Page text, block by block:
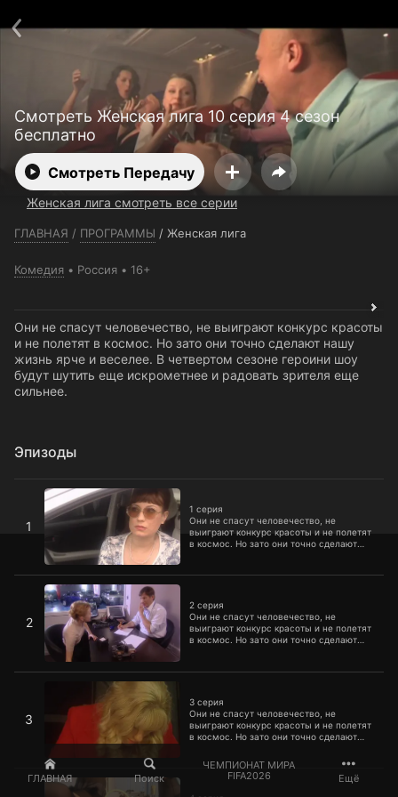
ГЛАВНАЯ Поиск
ЧЕМПИОНАТ МИРА
FIFA2026
Ещё
Смотреть Женская лига 10 серия 4 сезон
бесплатно
Смотреть Передачу
Женская лига смотреть все серии
ГЛАВНАЯ / ПРОГРАММЫ / Женская лига
Комедия Россия 16+
Они не спасут человечество, не выиграют конкурс красоты
и не полетят в космос. Но зато они точно сделают нашу
жизнь ярче и веселее. В четвертом сезоне героини шоу
будут шутить еще искрометнее и радовать зрителя еще
сильнее.
Эпизоды
1
1 серия
Они не спасут человечество, не
выиграют конкурс красоты и не полетят
в космос. Но зато они точно сделают
шутить еще искрометнее и радовать
1 серия
2
2 серия
Они не спасут человечество, не
выиграют конкурс красоты и не полетят
в космос. Но зато они точно сделают
шутить еще искрометнее и радовать
2 серия
3
3 серия
Они не спасут человечество, не
выиграют конкурс красоты и не полетят
в космос. Но зато они точно сделают
четвертом сезоне героини шоу будут
шутить еще искрометнее и радовать
зрителя еще сильнее.
4 серия
Пользовательское соглашение
Политика конфиденциальности
Открыть приложение
Ввести промокод